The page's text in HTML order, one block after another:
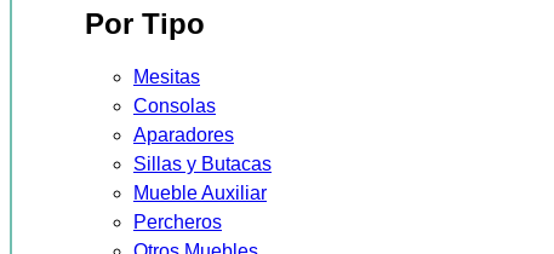
Por Tipo
Mesitas
Consolas
Aparadores
Sillas y Butacas
Mueble Auxiliar
Percheros